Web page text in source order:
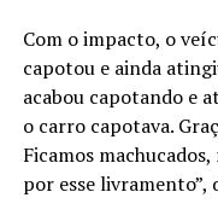
Com o impacto, o
capotou e ainda
acabou capotando e
o carro capotava.
Ficamos
por esse livramento”,